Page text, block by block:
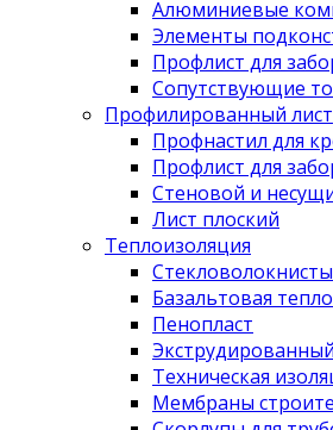
Алюминиевые
Элементы
Профлист для
Сопутствующие
Профилированный лист
Профнастил для
Профлист для
Стеновой и
Лист плоский
Теплоизоляция
Базальтовая
Пенопласт
Техническая
Мембраны